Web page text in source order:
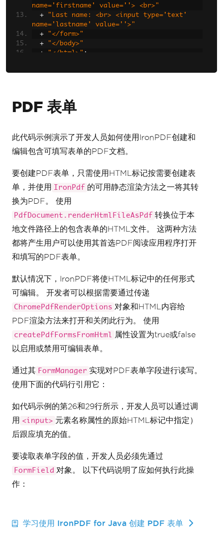
name='firstname' value=''> <br>"
+
"Last name: <br> <input type='text'
name='lastname' value=''>"
+
"</form>"
+
"</body>"
+
"</html>" ;
ChromePdfRenderOptions renderOptions =
new
ue);
PdfDocument.
// #2 Use Case: Writing Values to the PDF
Form
PdfDocument form
// Set the value of the firstname input
form
getForm
"Minnie"
);
// Set the value of the lastname input
field.
form
getForm
"Mouse"
);
// Save the changes to the PDF Form.
form.saveAs(Paths.get("assets/BasicForm_Fi
PDF 表单
此代码示例演示了开发人员如何使用IronPDF创建和
编辑包含可填写表单的PDF文档。
要创建PDF表单，只需使用HTML标记按需要创建表
单，并使用
IronPdf 的可用静态渲染方法之一将其转
换为PDF。 使用
PdfDocument.renderHtmlFileAsPdf 转换位于本
地文件路径上的包含表单的HTML文件。 这两种方法
都将产生用户可以使用其首选PDF阅读应用程序打开
和填写的PDF表单。
默认情况下，IronPDF将使HTML标记中的任何形式
可编辑。 开发者可以根据需要通过传递
ChromePdfRenderOptions 对象和HTML内容给
PDF渲染方法来打开和关闭此行为。 使用
createPdfFormsFromHtml
属性设置为true或false
以启用或禁用可编辑表单。
通过其 FormManager 实现对PDF表单字段进行读写。
使用下面的代码行引用它：
如代码示例的第26和29行所示，开发人员可以通过调
用 <input> 元素名称属性的原始HTML标记中指定）
后跟应填充的值。
要读取表单字段的值，开发人员必须先通过
FormField 对象。 以下代码说明了应如何执行此操
作：
学习使用 IronPDF for Java 创建 PDF 表单